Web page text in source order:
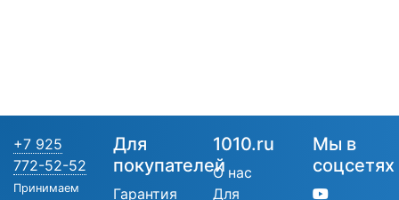
+7 925
772-52-52
Принимаем
Для
покупателей
Гарантия
1010.ru
О нас
Для
Мы в
соцсетях